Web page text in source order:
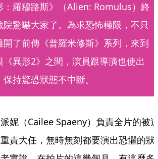
：羅穆路斯》（Alien: Romulus）終
院驚嚇大家了。為求恐怖極限，不只
開了前傳《普羅米修斯》系列，來到
《異形2》之間，演員跟導演也使出
持驚恐狀態不中斷。
妮（Cailee Spaeny）負責全片的被
責大任，無時無刻都要演出恐懼的狀